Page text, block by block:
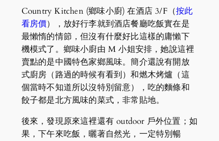
Country Kitchen (鄉味小廚) 在酒店 3/F（按此
看房價），放好行李就到酒店餐廳吃飯實在是
最懶惰的情節，但沒有什麼好比這樣的庸懶下
機模式了。鄉味小廚由 M 小姐安排，她說這裡
賣點的是中國特色家鄉風味。簡介還說有開放
式廚房（路過的時候有看到）和燃木烤爐（這
個當時不知道所以沒特別留意），吃的麵條和
餃子都是北方風味的菜式，非常貼地。
後來，發現原來這裡還有 outdoor 戶外位置；如
果，下午來吃飯，曬著自然光，一定特別暢